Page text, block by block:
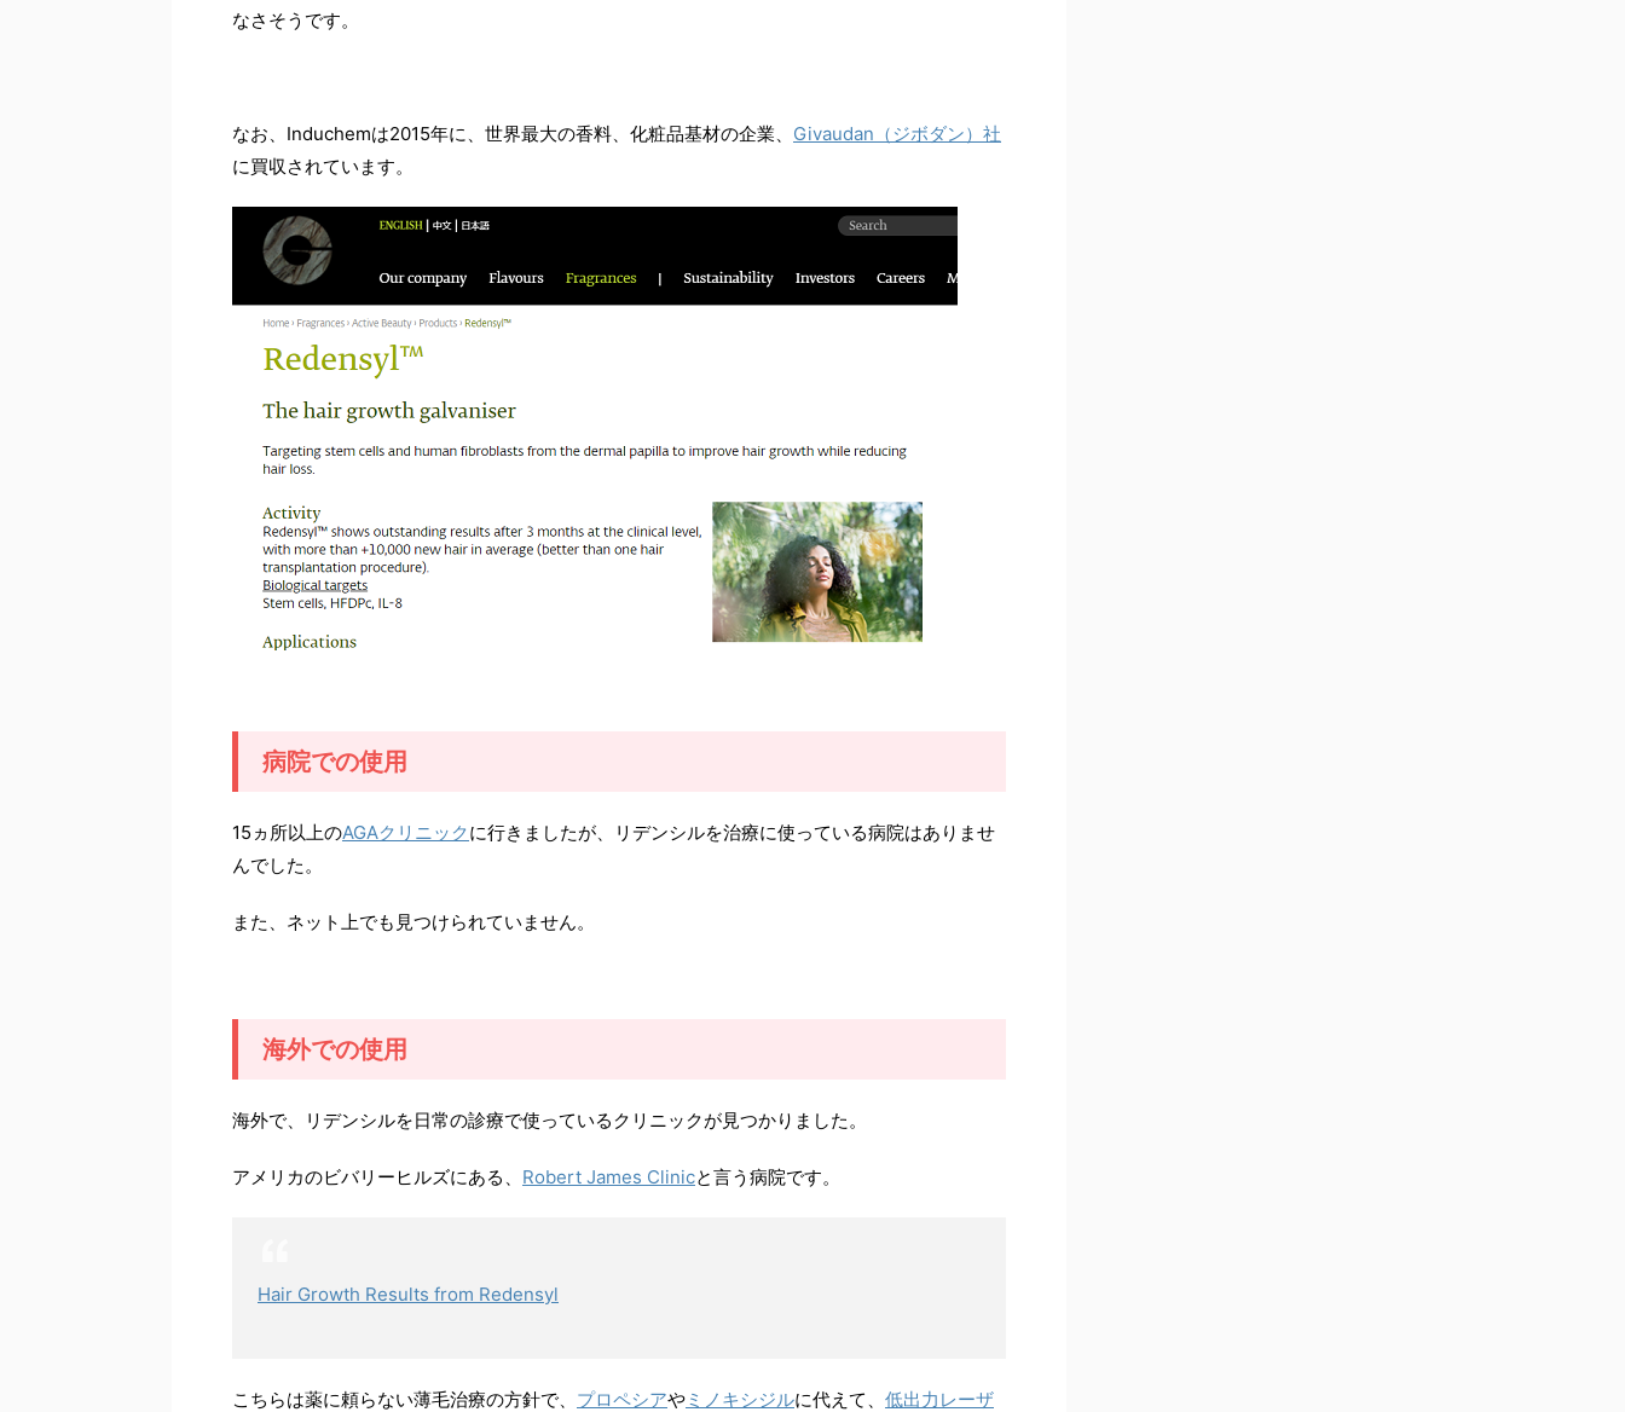
なさそうです。
なお、Induchemは2015年に、世界最大の香料、化粧品基材の企業、 Givaudan（ジボダン）社
に買収されています。
病院での使用
15ヵ所以上のAGAクリニックに行きましたが、リデンシルを治療に使っている病院はありませ
んでした。
また、ネット上でも見つけられていません。
海外での使用
海外で、リデンシルを日常の診療で使っているクリニックが見つかりました。
アメリカのビバリーヒルズにある、 Robert James Clinicと言う病院です。
Hair Growth Results from Redensyl
こちらは薬に頼らない薄毛治療の方針で、 プロペシアやミノキシジルに代えて、 低出力レーザ